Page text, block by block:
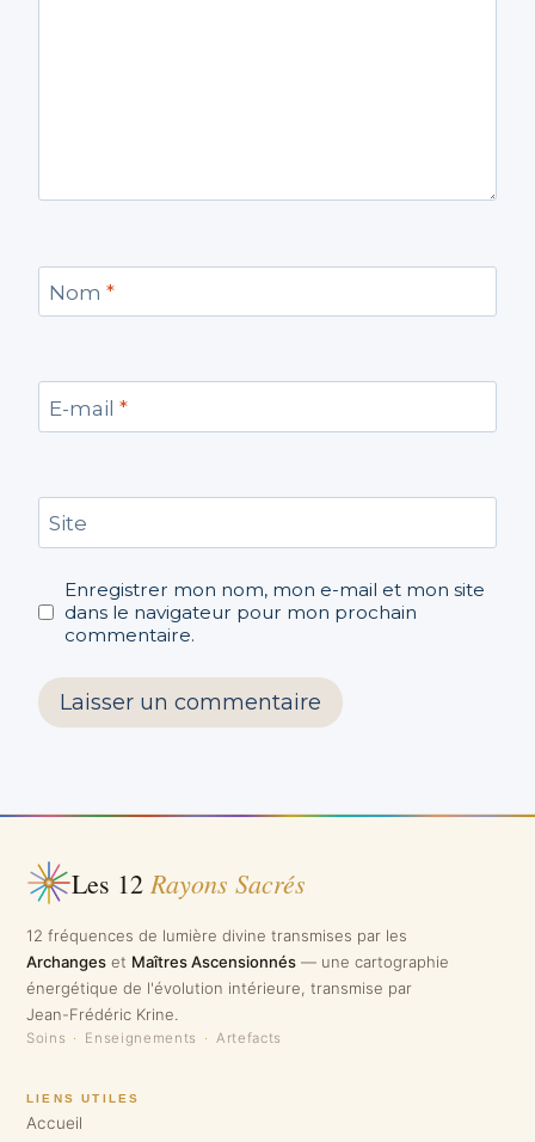
Nom *
E-mail *
Site
Enregistrer mon nom, mon e-mail et mon site
dans le navigateur pour mon prochain
commentaire.
Les 12 Rayons Sacrés
12 fréquences de lumière divine transmises par les
Archanges et Maîtres Ascensionnés — une cartographie
énergétique de l'évolution intérieure, transmise par
Jean-Frédéric Krine.
Soins · Enseignements · Artefacts
LIENS UTILES
Accueil